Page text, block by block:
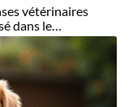
vétérinaires
dans le